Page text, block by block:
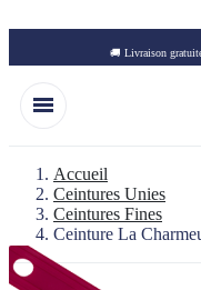
🚚 Livraison
Accueil
Ceintures Unies
Ceintures Fines
Ceinture La